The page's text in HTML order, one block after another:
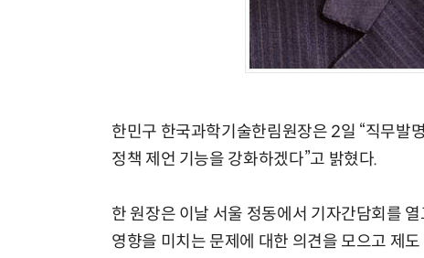
한민구 한국과학기술한림원장은 2일 “직무발
정책 제언 기능을 강화하겠다”고 밝혔다.
한 원장은 이날 서울 정동에서 기자간담회를
영향을 미치는 문제에 대한 의견을 모으고 제